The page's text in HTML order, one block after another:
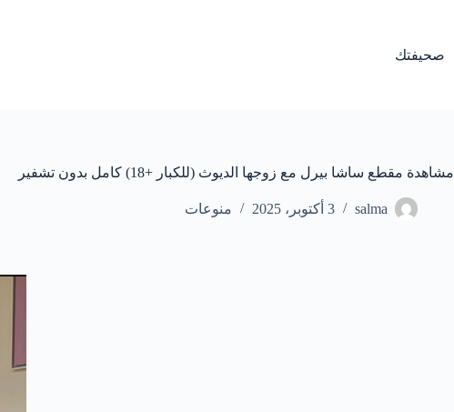
صحيفتك
مشاهدة مقطع ساشا بيرل مع زوجها الديوث (للكبار +18) كامل بدون تشفير
salma 3 أكتوبر، 2025 منوعات